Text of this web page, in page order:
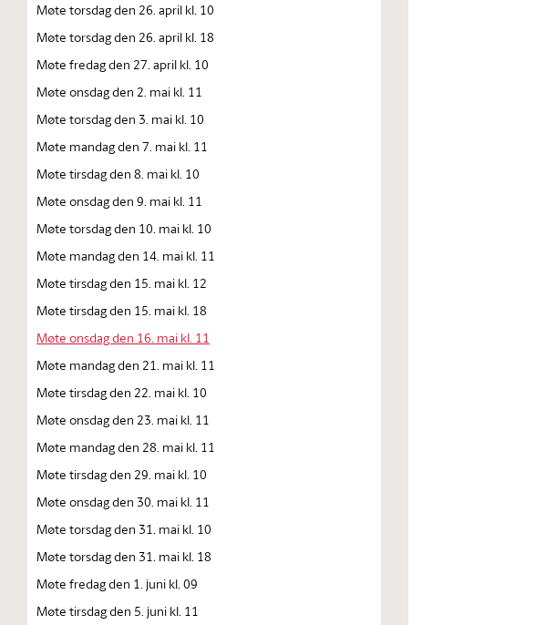
Møte torsdag den 26. april kl. 10
Møte torsdag den 26. april kl. 18
Møte fredag den 27. april kl. 10
Møte onsdag den 2. mai kl. 11
Møte torsdag den 3. mai kl. 10
Møte mandag den 7. mai kl. 11
Møte tirsdag den 8. mai kl. 10
Møte onsdag den 9. mai kl. 11
Møte torsdag den 10. mai kl. 10
Møte mandag den 14. mai kl. 11
Møte tirsdag den 15. mai kl. 12
Møte tirsdag den 15. mai kl. 18
Møte onsdag den 16. mai kl. 11
Møte mandag den 21. mai kl. 11
Møte tirsdag den 22. mai kl. 10
Møte onsdag den 23. mai kl. 11
Møte mandag den 28. mai kl. 11
Møte tirsdag den 29. mai kl. 10
Møte onsdag den 30. mai kl. 11
Møte torsdag den 31. mai kl. 10
Møte torsdag den 31. mai kl. 18
Møte fredag den 1. juni kl. 09
Møte tirsdag den 5. juni kl. 11